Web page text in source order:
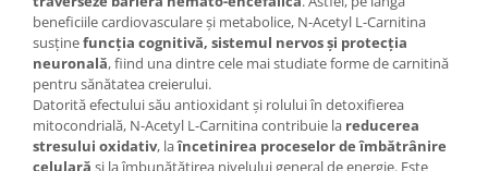
Cătină
Chlorella
Colina
Electroliti
Produse Apicole
beneficiile cardiovasculare și metabolice, N-Acetyl L-Carnitina
susținefuncția cognitivă, sistemul nervos și protecția
neuronală, fiind una dintre cele mai studiate forme de carnitină
pentru sănătatea creierului.
Datorită efectului său antioxidant și rolului în detoxifierea
mitocondrială, N-Acetyl L-Carnitina contribuie la reducerea
stresului oxidativ, laîncetinirea proceselor de îmbătrânire
celulară și la îmbunătățirea nivelului general de energie. Este